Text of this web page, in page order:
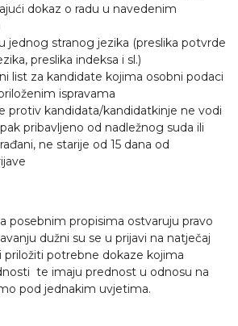
dokaz o radu u navedenim
jednog stranog jezika (preslika potvrde
preslika indeksa i sl.)
list za kandidate kojima osobni podaci
ispravama
protiv kandidata/kandidatkinje ne vodi
pribavljeno od nadležnog suda ili
ne starije od 15 dana od
posebnim propisima ostvaruju pravo
dužni su se u prijavi na natječaj
priložiti potrebne dokaze kojima
te imaju prednost u odnosu na
pod jednakim uvjetima.